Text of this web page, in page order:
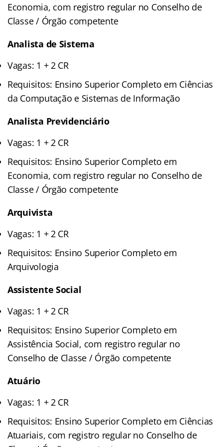
Economia, com registro regular no Conselho de
Classe / Órgão competente
Analista de Sistema
Vagas: 1 + 2 CR
Requisitos: Ensino Superior Completo em Ciências
da Computação e Sistemas de Informação
Analista Previdenciário
Vagas: 1 + 2 CR
Requisitos: Ensino Superior Completo em
Economia, com registro regular no Conselho de
Classe / Órgão competente
Arquivista
Vagas: 1 + 2 CR
Requisitos: Ensino Superior Completo em
Arquivologia
Assistente Social
Vagas: 1 + 2 CR
Requisitos: Ensino Superior Completo em
Assistência Social, com registro regular no
Conselho de Classe / Órgão competente
Atuário
Vagas: 1 + 2 CR
Requisitos: Ensino Superior Completo em Ciências
Atuariais, com registro regular no Conselho de